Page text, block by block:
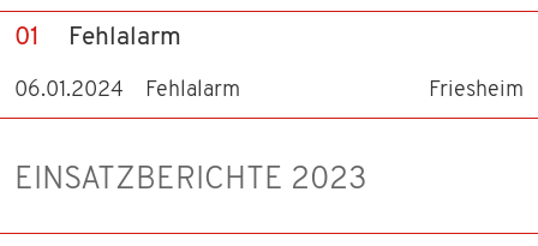
06.01.2024 Fehlalarm Friesheim
01 Fehlalarm
EINSATZBERICHTE 2023